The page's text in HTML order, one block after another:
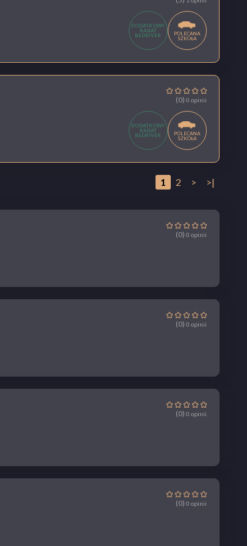
DODATKOWY
RABAT
BEDRIVER
POLECANA
SZKOŁA
(0) 0 opinii
DODATKOWY
RABAT
BEDRIVER
POLECANA
SZKOŁA
1 2 > >|
(0) 0 opinii
(0) 0 opinii
(0) 0 opinii
(0) 0 opinii